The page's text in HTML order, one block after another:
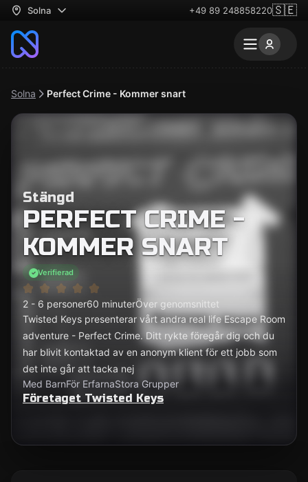
Solna +49 89 248858220🇸🇪
Solna Perfect Crime - Kommer snart
Stängd
PERFECT CRIME -
KOMMER SNART
Verifierad
2 - 6 personer60 minuterÖver genomsnittet
Twisted Keys presenterar vårt andra real life Escape Room
adventure - Perfect Crime. Ditt rykte föregår dig och du
har blivit kontaktad av en anonym klient för ett jobb som
det inte går att tacka nej
Med BarnFör ErfarnaStora Grupper
Företaget Twisted Keys